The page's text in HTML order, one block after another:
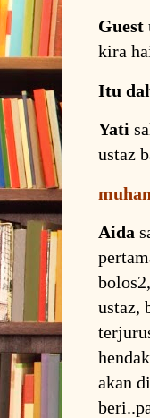
Guest
kira
Itu
Yati
ustaz
Aida
ustaz,
akan